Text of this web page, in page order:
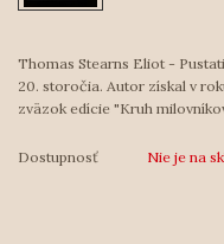
Thomas Stearns Eliot -
20. storočia. Autor získal v
zväzok edície "Kruh
Dostupnosť Nie je na